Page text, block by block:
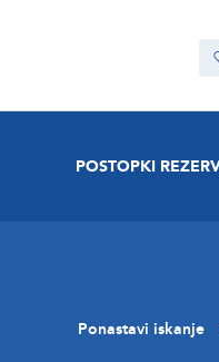
POSTOPKI
Ponastavi iskanje